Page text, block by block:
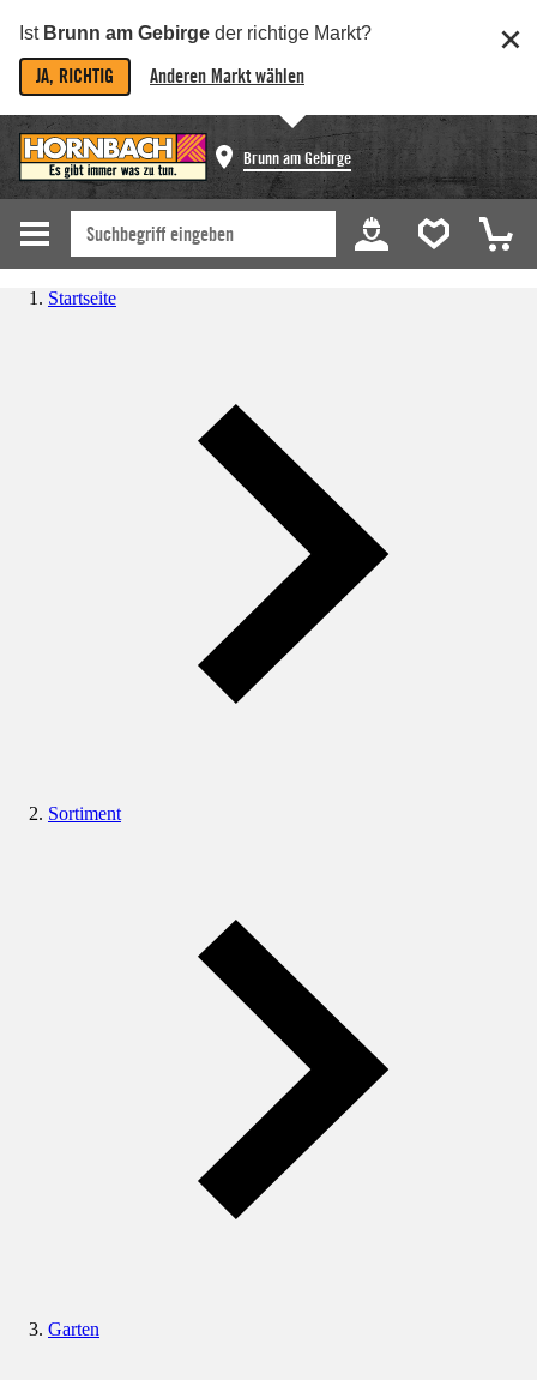
Ist Brunn am Gebirge der richtige Markt?
JA, RICHTIG Anderen Markt wählen
Brunn am Gebirge
Startseite
Sortiment
Garten